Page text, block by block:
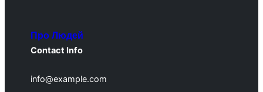
Про Людей
Contact Info
info@example.com